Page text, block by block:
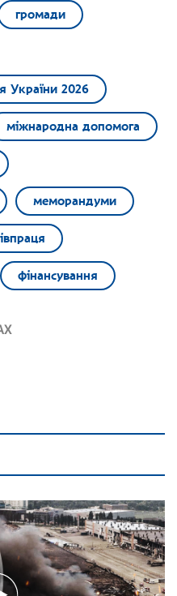
громади
України 2026
міжнародна допомога
меморандуми
фінансування